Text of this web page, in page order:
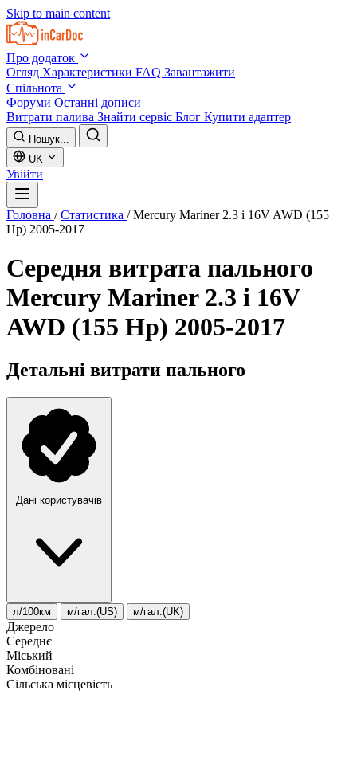
Skip to main content
Про додаток
Огляд Характеристики FAQ Завантажити
Спільнота
Форуми Останні дописи
Витрати палива Знайти сервіс Блог Купити адаптер
Пошук...
UK
Увійти
Головна / Статистика / Mercury Mariner 2.3 i 16V AWD (155
Hp) 2005-2017
Середня витрата пального
Mercury Mariner 2.3 i 16V
AWD (155 Hp) 2005-2017
Детальні витрати пального
Дані користувачів
л/100км м/гал.(US) м/гал.(UK)
Джерело
Середнє
Міський
Комбіновані
Сільська місцевість